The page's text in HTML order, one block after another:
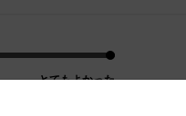
とてもよかった